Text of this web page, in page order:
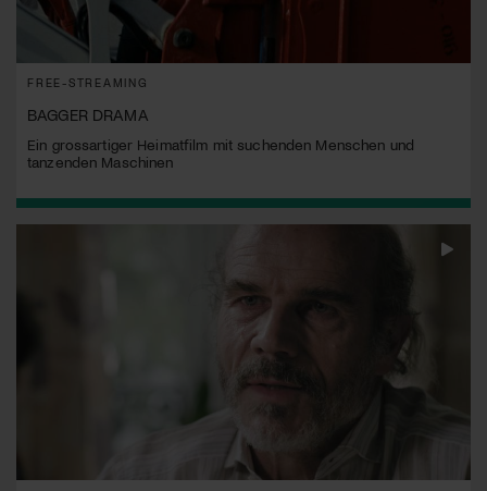
FREE-STREAMING
BAGGER DRAMA
Ein grossartiger Heimatfilm mit suchenden Menschen und
tanzenden Maschinen